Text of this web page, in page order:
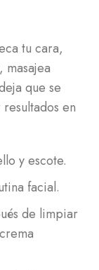
tu cara,
masajea
que se
en
y escote.
facial.
de limpiar